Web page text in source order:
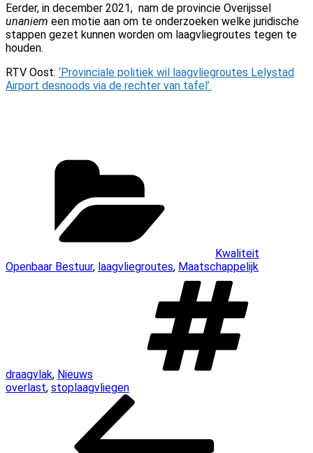
Eerder, in december 2021, nam de provincie Overijssel
unaniem een motie aan om te onderzoeken welke juridische
stappen gezet kunnen worden om laagvliegroutes tegen te
houden.
RTV Oost: ‘Provinciale politiek wil laagvliegroutes Lelystad
Airport desnoods via de rechter van tafel’.
Kwaliteit
Openbaar Bestuur, laagvliegroutes, Maatschappelijk
draagvlak, Nieuws
overlast, stoplaagvliegen